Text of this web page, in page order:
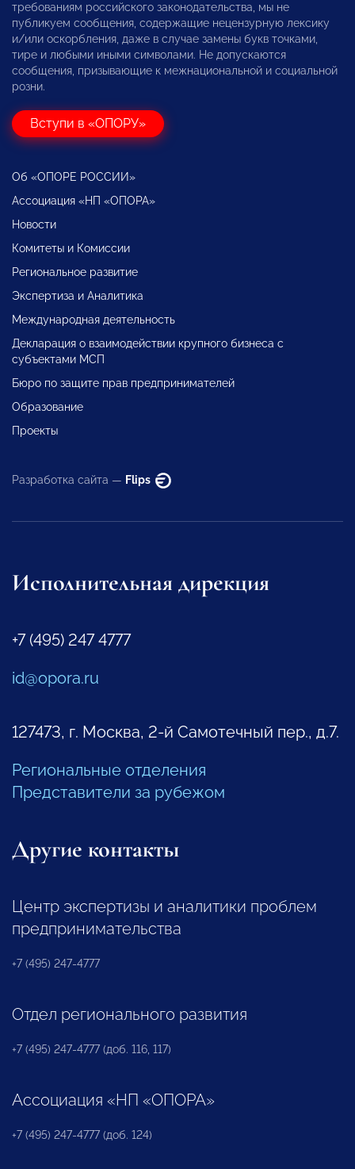
требованиям российского законодательства, мы не
публикуем сообщения, содержащие нецензурную лексику
и/или оскорбления, даже в случае замены букв точками,
тире и любыми иными символами. Не допускаются
сообщения, призывающие к межнациональной и социальной
розни.
Вступи в «ОПОРУ»
Об «ОПОРЕ РОССИИ»
Ассоциация «НП «ОПОРА»
Новости
Комитеты и Комиссии
Региональное развитие
Экспертиза и Аналитика
Международная деятельность
Декларация о взаимодействии крупного бизнеса с
субъектами МСП
Бюро по защите прав предпринимателей
Образование
Проекты
Разработка сайта — Flips
Исполнительная дирекция
+7 (495) 247 4777
id@opora.ru
127473, г. Москва, 2-й Самотечный пер., д.7.
Региональные отделения
Представители за рубежом
Другие контакты
Центр экспертизы и аналитики проблем
предпринимательства
+7 (495) 247-4777
Отдел регионального развития
+7 (495) 247-4777 (доб. 116, 117)
Ассоциация «НП «ОПОРА»
+7 (495) 247-4777 (доб. 124)